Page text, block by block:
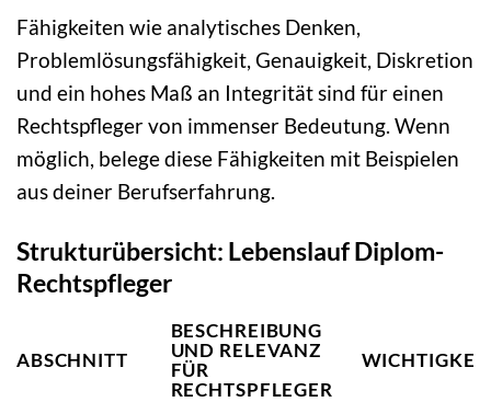
Fähigkeiten wie analytisches Denken,
Problemlösungsfähigkeit, Genauigkeit, Diskretion
und ein hohes Maß an Integrität sind für einen
Rechtspfleger von immenser Bedeutung. Wenn
möglich, belege diese Fähigkeiten mit Beispielen
aus deiner Berufserfahrung.
Strukturübersicht: Lebenslauf Diplom-
Rechtspfleger
ABSCHNITT
BESCHREIBUNG
UND RELEVANZ
FÜR
RECHTSPFLEGER